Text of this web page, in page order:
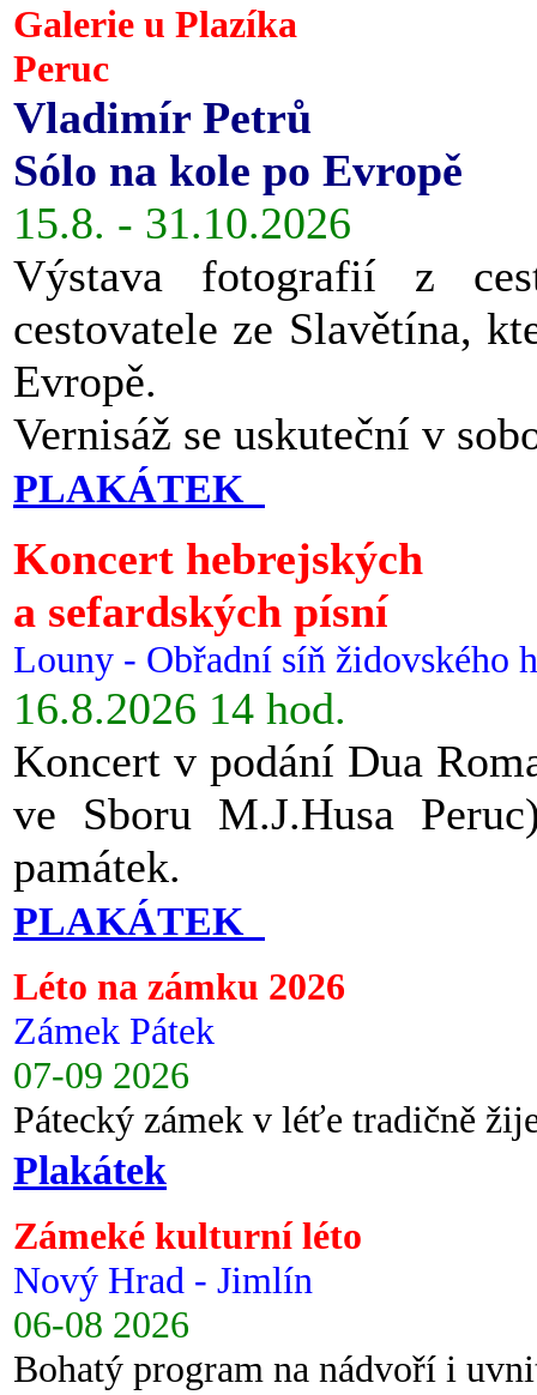
Galerie u Plazíka
Peruc
Vladimír Petrů
Sólo na kole po Evropě
15.8. - 31.10.2026
Výstava fotografií z
cestovatele ze Slavětína,
Evropě.
Vernisáž se uskuteční v
PLAKÁTEK
Koncert hebrejských
a sefardských písní
Louny - Obřadní síň židovského
16.8.2026 14 hod.
Koncert v podání Dua
ve Sboru M.J.Husa
památek.
PLAKÁTEK
Léto na zámku 2026
Zámek Pátek
07-09 2026
Pátecký zámek v léťe tradičně
Plakátek
Zámeké kulturní léto
Nový Hrad - Jimlín
06-08 2026
Bohatý program na nádvoří i